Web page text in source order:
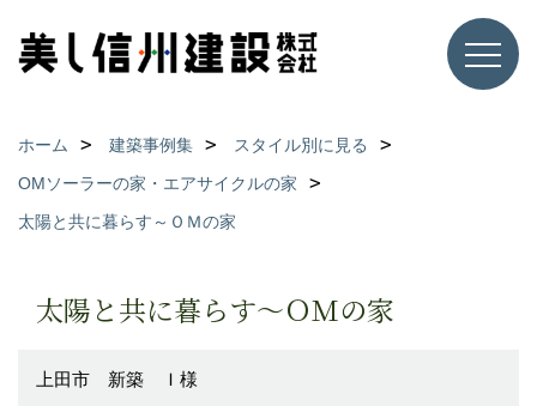
ホーム 建築事例集
スタイル別に見る
OMソーラーの家・エアサイクルの家
太陽と共に暮らす～ＯＭの家
太陽と共に暮らす～ＯＭの家
上田市 新築 Ｉ様